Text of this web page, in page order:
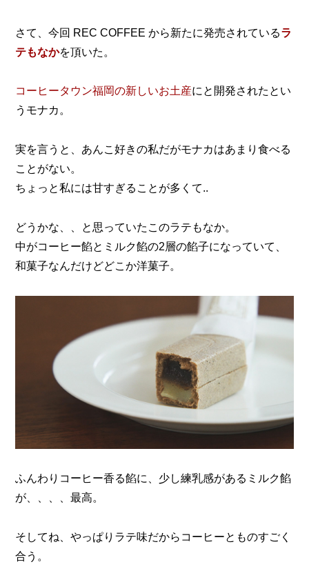
さて、今回 REC COFFEE から新たに発売されているラ
テもなかを頂いた。
コーヒータウン福岡の新しいお土産にと開発されたとい
うモナカ。
実を言うと、あんこ好きの私だがモナカはあまり食べる
ことがない。
ちょっと私には甘すぎることが多くて..
どうかな、、と思っていたこのラテもなか。
中がコーヒー餡とミルク餡の2層の餡子になっていて、
和菓子なんだけどどこか洋菓子。
ふんわりコーヒー香る餡に、少し練乳感があるミルク餡
が、、、、最高。
そしてね、やっぱりラテ味だからコーヒーとものすごく
合う。